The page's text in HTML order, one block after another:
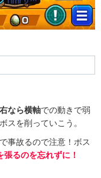
右なら横軸での動きで弱
スを削っていこう。
事故るので注意！ボス
るのを忘れずに！